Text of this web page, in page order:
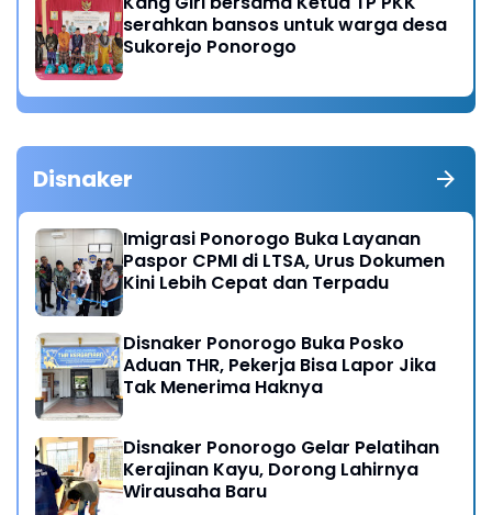
serahkan bansos untuk warga desa
Sukorejo Ponorogo
Disnaker
Imigrasi Ponorogo Buka Layanan
Paspor CPMI di LTSA, Urus Dokumen
Kini Lebih Cepat dan Terpadu
Disnaker Ponorogo Buka Posko
Aduan THR, Pekerja Bisa Lapor Jika
Tak Menerima Haknya
Disnaker Ponorogo Gelar Pelatihan
Kerajinan Kayu, Dorong Lahirnya
Wirausaha Baru